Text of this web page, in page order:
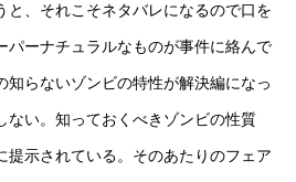
、それこそネタバレになるので口を
パーナチュラルなものが事件に絡んで
知らないゾンビの特性が解決編になっ
ない。知っておくべきゾンビの性質
提示されている。そのあたりのフェア